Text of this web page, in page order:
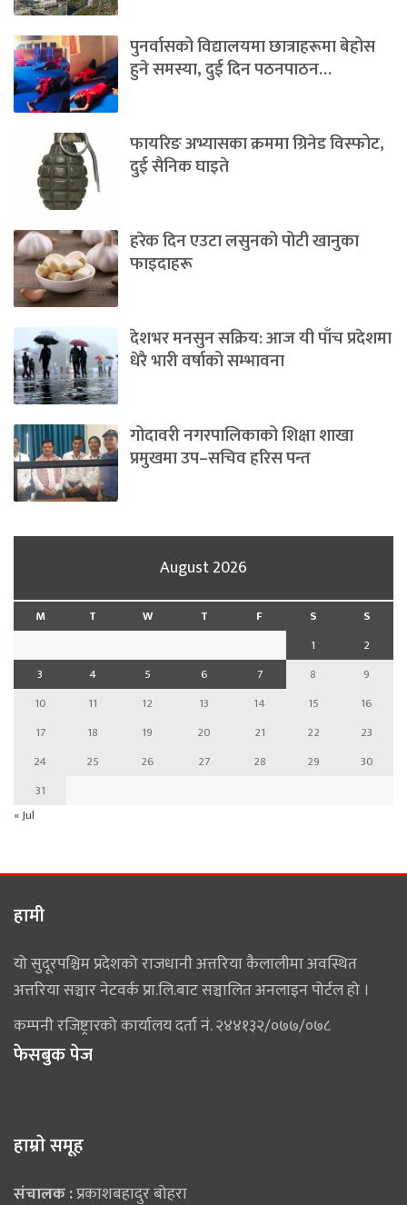
पुनर्वासको विद्यालयमा छात्राहरूमा बेहोस
हुने समस्या, दुई दिन पठनपाठन…
फायरिङ अभ्यासका क्रममा ग्रिनेड विस्फोट,
दुई सैनिक घाइते
हरेक दिन एउटा लसुनको पोटी खानुका
फाइदाहरू
देशभर मनसुन सक्रिय: आज यी पाँच प्रदेशमा
धेरै भारी वर्षाको सम्भावना
गोदावरी नगरपालिकाको शिक्षा शाखा
प्रमुखमा उप–सचिव हरिस पन्त
August 2026
M T W T F S
S
1
2
3
4 5 6 7 8
9
10
11 12 13 14 15
16
17
18 19 20 21 22
23
24
25 26 27 28 29
30
31
« Jul
हामी
यो सुदूरपश्चिम प्रदेशको राजधानी अत्तरिया कैलालीमा अवस्थित
अत्तरिया सञ्चार नेटवर्क प्रा.लि.बाट सञ्चालित अनलाइन पोर्टल हो ।
कम्पनी रजिष्ट्रारको कार्यालय दर्ता नं. २४४१३२/०७७/०७८
फेसबुक पेज
हाम्राे समूह
संचालक :प्रकाशबहादुर बोहरा